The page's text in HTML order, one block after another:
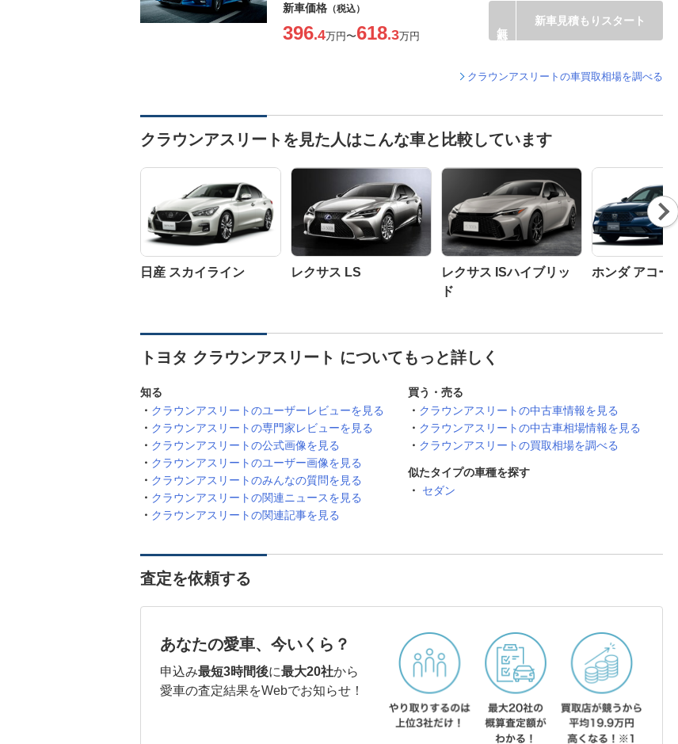
新車価格 （税込）
396.4万円〜618.3万円
新車見積もりスタート
クラウンアスリートの車買取相場を調べる
クラウンアスリートを見た人はこんな車と比較しています
日産 スカイライン レクサス LS
レクサス ISハイブリッ
ド
ホンダ アコード
Nex
t
トヨタ クラウンアスリート についてもっと詳しく
知る
クラウンアスリートのユーザーレビューを見る
クラウンアスリートの専門家レビューを見る
クラウンアスリートの公式画像を見る
クラウンアスリートのユーザー画像を見る
クラウンアスリートのみんなの質問を見る
クラウンアスリートの関連ニュースを見る
クラウンアスリートの関連記事を見る
買う・売る
クラウンアスリートの中古車情報を見る
クラウンアスリートの中古車相場情報を見る
クラウンアスリートの買取相場を調べる
似たタイプの車種を探す
セダン
査定を依頼する
あなたの愛車、今いくら？
申込み最短3時間後に最大20社から
愛車の査定結果をWebでお知らせ！